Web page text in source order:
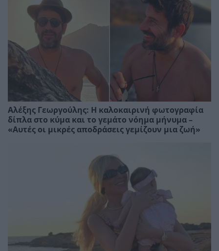
Αλέξης Γεωργούλης: Η καλοκαιρινή φωτογραφία
δίπλα στο κύμα και το γεμάτο νόημα μήνυμα –
«Αυτές οι μικρές αποδράσεις γεμίζουν μια ζωή»